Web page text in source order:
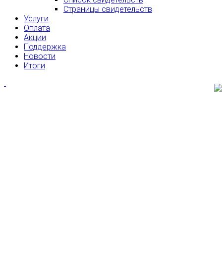
Страницы свидетельств
Услуги
Оплата
Акции
Поддержка
Новости
Итоги